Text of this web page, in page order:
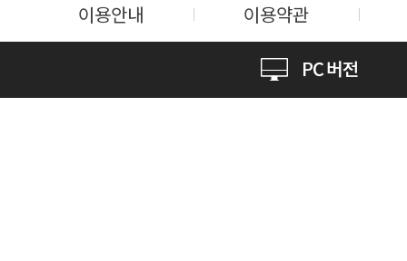
이용안내 이용약관